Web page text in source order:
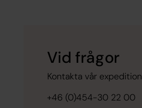
Vid frågor
Kontakta vår expedition
+46 (0)454-30 22 00